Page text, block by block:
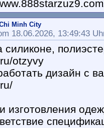
Minh City
18.06.2026, 13:49:43
силиконе,
otzyvy
дизайн с
изготовления